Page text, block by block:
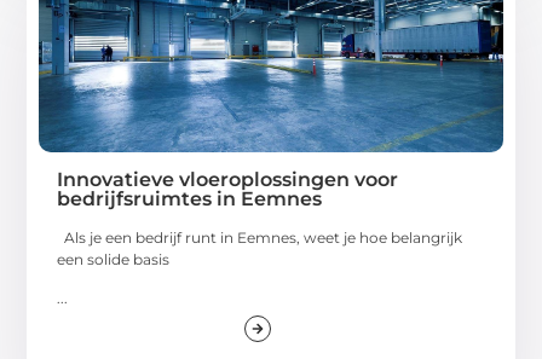
Innovatieve vloeroplossingen voor
bedrijfsruimtes in Eemnes
Als je een bedrijf runt in Eemnes, weet je hoe belangrijk
een solide basis
...